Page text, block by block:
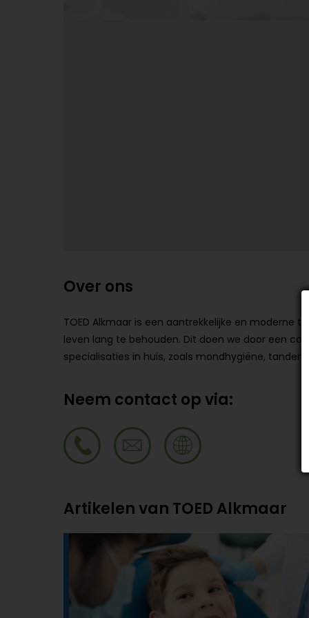
Over ons
TOED Alkmaar is een aantrekkelijke en moderne
leven lang te behouden. Dit doen we door een
specialisaties in huis, zoals mondhygiëne,
Neem contact op via:
Artikelen van TOED Alkmaar